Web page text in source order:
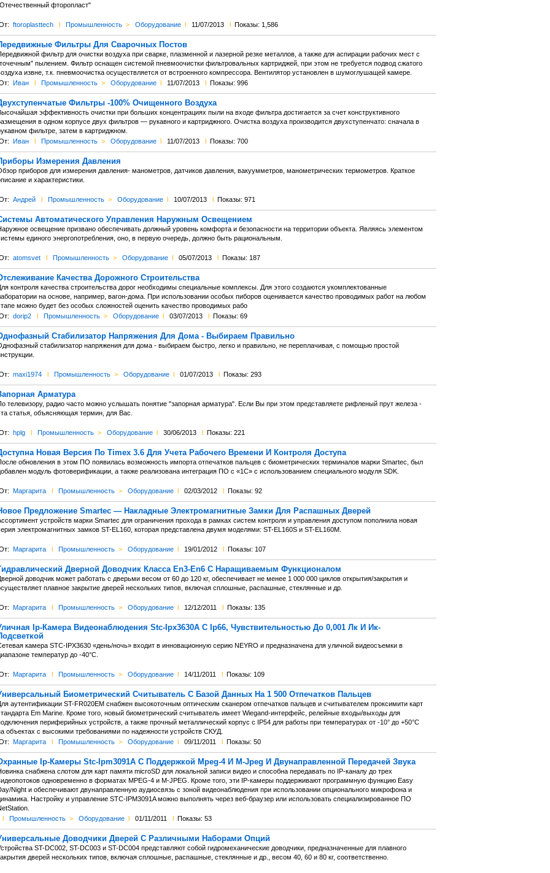
фторопласт"
ftoroplasttech l Промышленность > Оборудование l 11/07/2013 l Показы: 1,586
Фильтры Для Сварочных Постов
фильтр для очистки воздуха при сварке, плазменной и лазерной резке металлов, а также для аспирации рабочих мест с
пылением. Фильтр оснащен системой пневмоочистки фильтровальных картриджей, при этом не требуется подвод сжатого
извне, т.к. пневмоочистка осуществляется от встроенного компрессора. Вентилятор установлен в шумоглушащей камере.
Иван l Промышленность > Оборудование l 11/07/2013 l Показы: 996
Фильтры -100% Очищенного Воздуха
эффективность очистки при больших концентрациях пыли на входе фильтра достигается за счет конструктивного
в одном корпусе двух фильтров — рукавного и картриджного. Очистка воздуха производится двухступенчато: сначала в
фильтре, затем в картриджном.
Иван l Промышленность > Оборудование l 11/07/2013 l Показы: 700
Измерения Давления
приборов для измерения давления- манометров, датчиков давления, вакуумметров, манометрических термометров. Краткое
и характеристики.
Андрей l Промышленность > Оборудование l 10/07/2013 l Показы: 971
Автоматического Управления Наружным Освещением
освещение призвано обеспечивать должный уровень комфорта и безопасности на территории объекта. Являясь элементом
единого энергопотребления, оно, в первую очередь, должно быть рациональным.
atomsvet l Промышленность > Оборудование l 05/07/2013 l Показы: 187
Качества Дорожного Строительства
контроля качества строительства дорог необходимы специальные комплексы. Для этого создаются укомплектованные
на основе, например, вагон-дома. При использовании особых пиборов оценивается качество проводимых работ на любом
можно будет без особых сложностей оценить качество проводимых рабо
dorip2 l Промышленность > Оборудование l 03/07/2013 l Показы: 69
Стабилизатор Напряжения Для Дома - Выбираем Правильно
стабилизатор напряжения для дома - выбираем быстро, легко и правильно, не переплачивая, с помощью простой
maxi1974 l Промышленность > Оборудование l 01/07/2013 l Показы: 293
Арматура
телевизору, радио часто можно услышать понятие "запорная арматура". Если Вы при этом представляете рифленый прут железа -
статья, объясняющая термин, для Вас.
hplg l Промышленность > Оборудование l 30/06/2013 l Показы: 221
Новая Версия По Timex 3.6 Для Учета Рабочего Времени И Контроля Доступа
обновления в этом ПО появилась возможность импорта отпечатков пальцев с биометрических терминалов марки Smartec, был
модуль фотоверификации, а также реализована интеграция ПО с «1С» с использованием специального модуля SDK.
Маргарита l Промышленность > Оборудование l 02/03/2012 l Показы: 92
Предложение Smartec — Накладные Электромагнитные Замки Для Распашных Дверей
устройств марки Smartec для ограничения прохода в рамках систем контроля и управления доступом пополнила новая
электромагнитных замков ST-EL160, которая представлена двумя моделями: ST-EL160S и ST-EL160M.
Маргарита l Промышленность > Оборудование l 19/01/2012 l Показы: 107
Дверной Доводчик Класса En3-En6 С Наращиваемым Функционалом
доводчик может работать с дверьми весом от 60 до 120 кг, обеспечивает не менее 1 000 000 циклов открытия/закрытия и
плавное закрытие дверей нескольких типов, включая сплошные, распашные, стеклянные и др.
Маргарита l Промышленность > Оборудование l 12/12/2011 l Показы: 135
Ip-Камера Видеонаблюдения Stc-Ipx3630A С Ip66, Чувствительностью До 0,001 Лк И Ик-
камера STC-IPX3630 «день/ночь» входит в инновационную серию NEYRO и предназначена для уличной видеосъемки в
температур до -40°С.
Маргарита l Промышленность > Оборудование l 14/11/2011 l Показы: 109
Биометрический Считыватель С Базой Данных На 1 500 Отпечатков Пальцев
аутентификации ST-FR020EM снабжен высокоточным оптическим сканером отпечатков пальцев и считывателем проксимити карт
Em Marine. Кроме того, новый биометрический считыватель имеет Wiegand-интерфейс, релейные входы/выходы для
периферийных устройств, а также прочный металлический корпус с IP54 для работы при температурах от -10° до +50°С
объектах с высокими требованиями по надежности устройств СКУД.
Маргарита l Промышленность > Оборудование l 09/11/2011 l Показы: 50
Ip-Камеры Stc-Ipm3091A С Поддержкой Mpeg-4 И M-Jpeg И Двунаправленной Передачей Звука
снабжена слотом для карт памяти microSD для локальной записи видео и способна передавать по IP-каналу до трех
одновременно в форматах MPEG-4 и M-JPEG. Кроме того, эти IP-камеры поддерживают программную функцию Easy
Night и обеспечивают двунаправленную аудиосвязь с зоной видеонаблюдения при использовании опционального микрофона и
Настройку и управление STC-IPM3091A можно выполнять через веб-браузер или использовать специализированное ПО
l
Промышленность > Оборудование l 01/11/2011 l Показы: 53
Доводчики Дверей С Различными Наборами Опций
ST-DC002, ST-DC003 и ST-DC004 представляют собой гидромеханические доводчики, предназначенные для плавного
дверей нескольких типов, включая сплошные, распашные, стеклянные и др., весом 40, 60 и 80 кг, соответственно.